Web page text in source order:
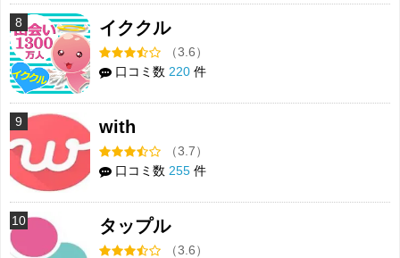
8 イククル
（3.6）
口コミ数 220 件
9 with
（3.7）
口コミ数 255 件
10 タップル
（3.6）